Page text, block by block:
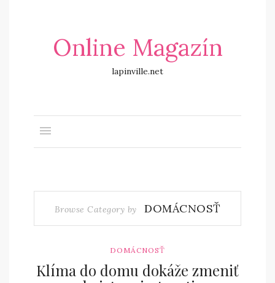
Online Magazín
lapinville.net
Browse Category by DOMÁCNOSŤ
DOMÁCNOSŤ
Klíma do domu dokáže zmeniť